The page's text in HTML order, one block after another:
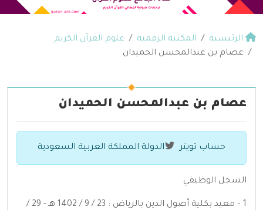
الرئيسية المكتبة الرقمية
علوم القرآن الكريم
عصام بن عبدالمحسن الحميدان
عصام بن عبدالمحسن الحميدان
حساب تويتر الدولة المملكة العربية السعودية
السجل الوظيفي
1 – معيد بكلية أصول الدين بالرياض : 23 / 9 / 1402 هـ - 29 /